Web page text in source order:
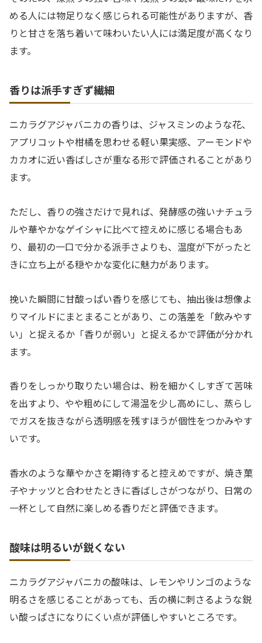
める人には物足りなく感じられる可能性がありますが、香
りと甘さを落ち着いて味わいたい人には満足度が高くなり
ます。
香りは派手すぎず繊細
ニカラグアジャバニカの香りは、ジャスミンのような花、
アプリコットや柑橘を思わせる軽い果実感、アーモンドや
カカオに近い香ばしさが重なる形で評価されることがあり
ます。
ただし、香りの強さだけで見れば、発酵感の強いナチュラ
ルや華やかなゲイシャに比べて控えめに感じる場合もあ
り、最初の一口で分かる派手さよりも、温度が下がったと
きに立ち上がる穏やかな変化に魅力があります。
挽いた瞬間に甘酸っぱい香りを感じても、抽出後は想像よ
りマイルドにまとまることがあり、この落差を「飲みやす
い」と捉えるか「香りが弱い」と捉えるかで評価が分かれ
ます。
香りをしっかり取りたい場合は、粉を細かくしすぎて苦味
を出すより、やや粗めにして湯温を少し高めにし、蒸らし
でガスを抜きながら透明感を残すほうが個性をつかみやす
いです。
香水のような華やかさを期待すると控えめですが、焼き菓
子やナッツと合わせたときに香ばしさがつながり、日常の
一杯として自然に楽しめる香りだと評価できます。
酸味は明るいが鋭くない
ニカラグアジャバニカの酸味は、レモンやリンゴのような
明るさを感じることがあっても、舌の横に刺さるような鋭
い酸っぱさになりにくい点が評価しやすいところです。